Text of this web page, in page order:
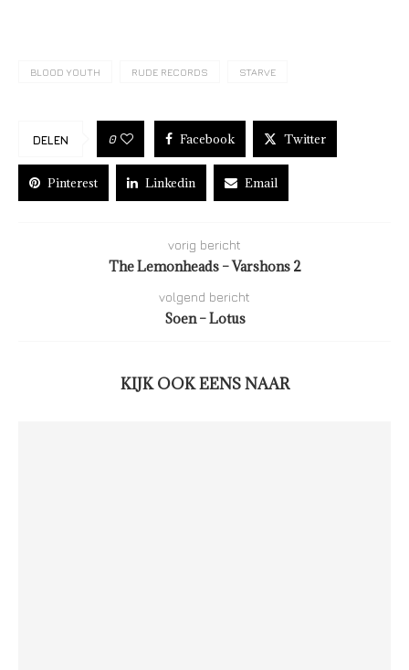
BLOOD YOUTH RUDE RECORDS STARVE
DELEN 0 Facebook Twitter
Pinterest Linkedin Email
vorig bericht
The Lemonheads – Varshons 2
volgend bericht
Soen – Lotus
KIJK OOK EENS NAAR